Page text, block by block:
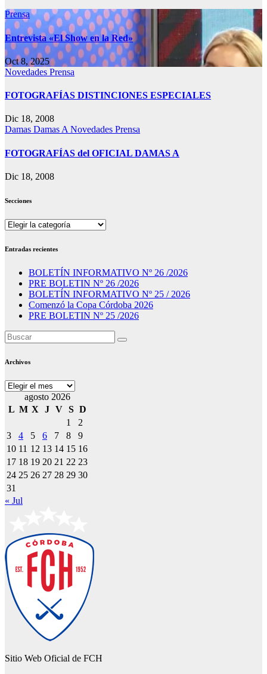
Prensa
Entrevista «El Show en la Red»
Oct 8, 2025
Novedades Prensa
FOTOGRAFÍAS DISTINCIONES ESPECIALES
Dic 18, 2008
Damas Damas ANovedades Prensa
FOTOGRAFÍAS del OFICIAL DAMAS A
Dic 18, 2008
Secciones
Secciones
Entradas recientes
BOLETÍN INFORMATIVO Nº 26 /2026
PRE BOLETIN Nº 26 /2026
BOLETÍN INFORMATIVO Nº 25 / 2026
Comenzó la Copa Córdoba 2026
PRE BOLETIN Nº 25 /2026
Archivos
Archivos
agosto 2026
L M X J V S D
1
2
3
4 5 6 7 8
9
10 11 12 13 14 15 16
17 18 19 20 21 22 23
24 25 26 27 28 29 30
31
« Jul
Sitio Web Oficial de FCH